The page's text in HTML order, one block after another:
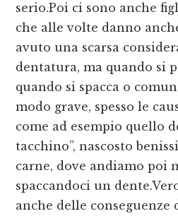
serio.Poi ci sono anche
che alle volte danno
avuto una scarsa
dentatura, ma quando si
quando si spacca o
modo grave, spesso le
come ad esempio quello
tacchino”, nascosto
carne, dove andiamo poi
spaccandoci un
anche delle conseguenze